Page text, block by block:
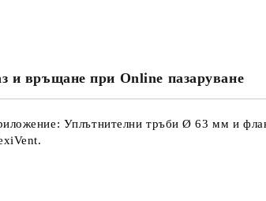
Съгласен съм с
и връщане при Online пазаруване
Уплътнителни тръби Ø 63 мм и